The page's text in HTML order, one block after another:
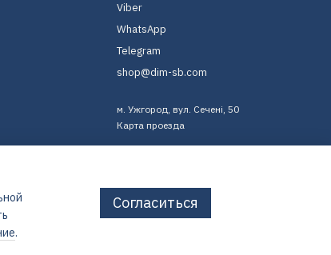
Viber
WhatsApp
Telegram
shop@dim-sb.com
м. Ужгород, вул. Сечені, 50
Карта проезда
.
Согласиться